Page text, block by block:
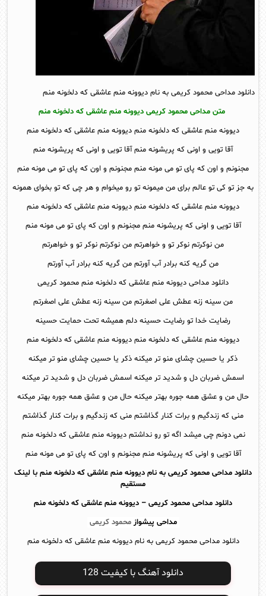
دانلود مداحی محمود کریمی به نام دیوونه منم عاشقی که دلخونه منم
متن مداحی محمود کریمی دیوونه منم عاشقی که دلخونه منم
دیوونه منم عاشقی که دلخونه منم دیوونه منم عاشقی که دلخونه منم
آقا تویی و اونی که پریشونه منم آقا تویی و اونی که پریشونه منم
مجنونم و اون که پای تو می مونه منم مجنونم و اون که پای تو می مونه منم
به جز تو کی تو عالم برای من میمونه تو رو میخوام و هر چی که تو بخوای همونه
دیوونه منم عاشقی که دلخونه منم دیوونه منم عاشقی که دلخونه منم
آقا تویی و اونی که پریشونه منم مجنونم و اون که پای تو می مونه منم
من نوکرتم نوکر تو و خواهرتم من نوکرتم نوکر تو و خواهرتم
من گریه کنه برادر آب آورتم من گریه کنه برادر آب آورتم
دانلود مداحی دیوونه منم عاشقی که دلخونه منم محمود کریمی
من سینه زنه عطش علی اصغرتم من سینه زنه عطش علی اصغرتم
رضایت خدا تو رضایت حسینه دلم همیشه تحت حمایت حسینه
دیوونه منم عاشقی که دلخونه منم دیوونه منم عاشقی که دلخونه منم
ذکر یا حسین چشای منو تر میکنه ذکر یا حسین چشای منو تر میکنه
اسمش ضربان دل و شدید تر میکنه اسمش ضربان دل و شدید تر میکنه
حال من و عشق همه جوره بهتر میکنه حال من و عشق همه جوره بهتر میکنه
منی که زندگیم و برات کنار گذاشتم منی که زندگیم و برات کنار گذاشتم
نمی دونم چی میشد اگه تو رو نداشتم دیوونه منم عاشقی که دلخونه منم
آقا تویی و اونی که پریشونه منم مجنونم و اون که پای تو می مونه منم
دانلود مداحی محمود کریمی به نام دیوونه منم عاشقی که دلخونه منم با لینک
مستقیم
دانلود مداحی محمود کریمی – دیوونه منم عاشقی که دلخونه منم
مداحی پیشواز محمود کریمی
دانلود مداحی محمود کریمی به نام دیوونه منم عاشقی که دلخونه منم
دانلود آهنگ با کیفیت 128